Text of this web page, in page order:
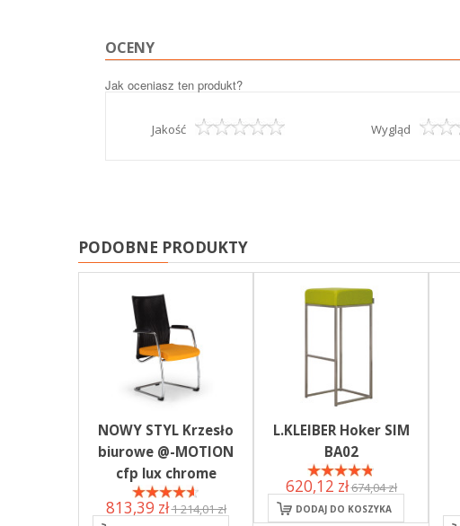
OCENY
Jak oceniasz ten produkt?
Jakość Wygląd
PODOBNE PRODUKTY
NOWY STYL Krzesło
biurowe @-MOTION
cfp lux chrome
813,39 zł1 214,01 zł
L.KLEIBER Hoker SIM
BA02
620,12 zł674,04 zł
DODAJ DO KOSZYKA